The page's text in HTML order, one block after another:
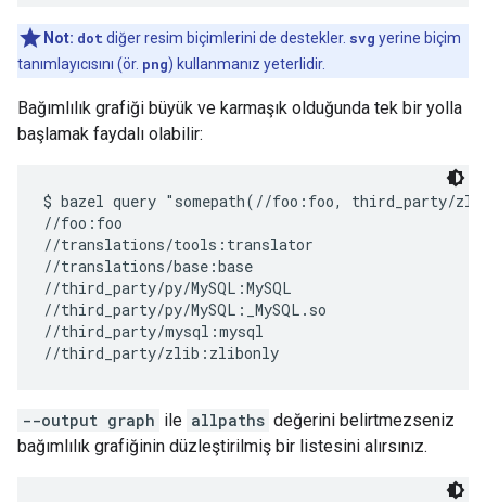
Not: dot diğer resim biçimlerini de destekler. svg yerine biçim
tanımlayıcısını (ör. png) kullanmanız yeterlidir.
Bağımlılık grafiği büyük ve karmaşık olduğunda tek bir yolla
başlamak faydalı olabilir:
$ bazel query "somepath(//foo:foo, third_party/
//foo:foo
//translations/tools:translator
//translations/base:base
//third_party/py/MySQL:MySQL
//third_party/py/MySQL:_MySQL.so
//third_party/mysql:mysql
--output graph ile allpaths değerini belirtmezseniz
bağımlılık grafiğinin düzleştirilmiş bir listesini alırsınız.